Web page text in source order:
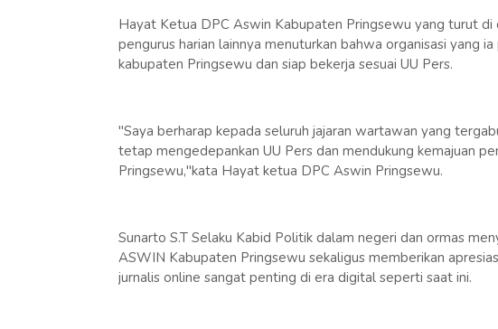
Hayat Ketua DPC Aswin Kabupaten Pringsewu yang turut di
pengurus harian lainnya menuturkan bahwa organisasi yang
kabupaten Pringsewu dan siap bekerja sesuai UU Pers.
"Saya berharap kepada seluruh jajaran wartawan yang
tetap mengedepankan UU Pers dan mendukung kemajuan
Pringsewu,"kata Hayat ketua DPC Aswin Pringsewu.
Sunarto S.T Selaku Kabid Politik dalam negeri dan ormas
ASWIN Kabupaten Pringsewu sekaligus memberikan
jurnalis online sangat penting di era digital seperti saat ini.